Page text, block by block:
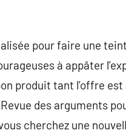
pour faire une
à appâter
produit tant l’offre est
des arguments
cherchez une